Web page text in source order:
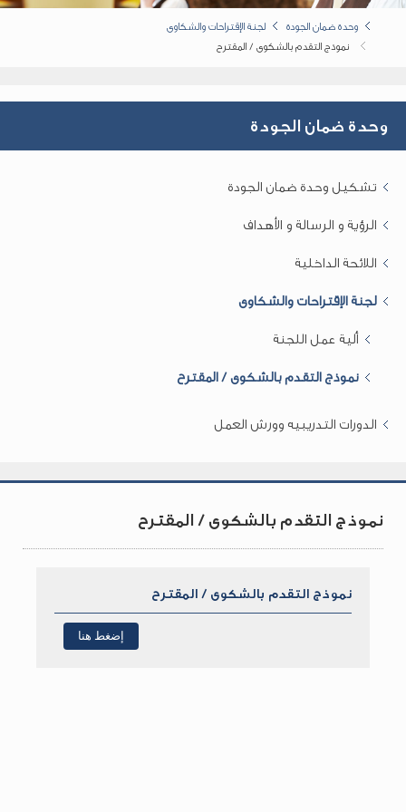
وحدة ضمان الجودة
لجنة الإقتراحات والشكاوى
نموذج التقدم بالشكوى / المقترح
وحدة ضمان الجودة
تشكيل وحدة ضمان الجودة
الرؤية و الرسالة و الأهداف
اللائحة الداخلية
لجنة الإقتراحات والشكاوى
ألية عمل اللجنة
نموذج التقدم بالشكوى / المقترح
الدورات التدريبيه وورش العمل
نموذج التقدم بالشكوى / المقترح
نموذج التقدم بالشكوى / المقترح
إضغط هنا